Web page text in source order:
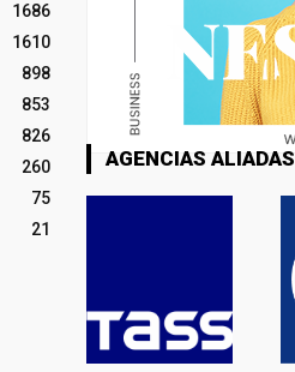
1686
1610
898
853
826
260
75
21
AGENCIAS ALIADAS